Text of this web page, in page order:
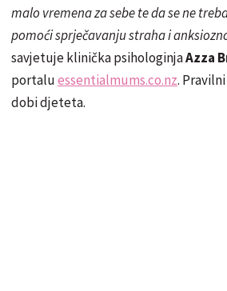
malo vremena za sebe te da se ne
pomoći sprječavanju straha i
savjetuje klinička psihologinjaAzza
portaluessentialmums.co.nz.
dobi djeteta.